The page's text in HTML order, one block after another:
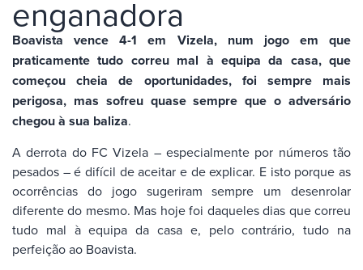
enganadora
Boavista vence 4-1 em Vizela, num jogo em que
praticamente tudo correu mal à equipa da casa, que
começou cheia de oportunidades, foi sempre mais
perigosa, mas sofreu quase sempre que o adversário
chegou à sua baliza.
A derrota do FC Vizela – especialmente por números tão
pesados – é difícil de aceitar e de explicar. E isto porque as
ocorrências do jogo sugeriram sempre um desenrolar
diferente do mesmo. Mas hoje foi daqueles dias que correu
tudo mal à equipa da casa e, pelo contrário, tudo na
perfeição ao Boavista.